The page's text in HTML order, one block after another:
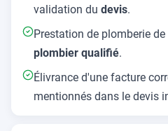
validation du devis.
Prestation de plomberie
plombier qualifié.
Élivrance d'une facture
mentionnés dans le devis